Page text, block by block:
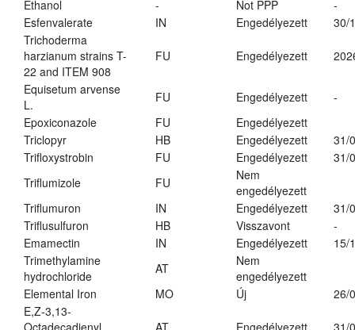
Ethanol - Not PPP
-
Esfenvalerate
IN Engedélyezett
30/
Trichoderma
harzianum strains T-
22 and ITEM 908
FU Engedélyezett
Equisetum arvense
L.
FU Engedélyezett
-
Epoxiconazole
FU
Engedélyezett
Triclopyr
HB Engedélyezett
31/
Trifloxystrobin
FU Engedélyezett
31/
Triflumizole
FU
Nem
engedélyezett
Triflumuron
IN Engedélyezett
31/
Triflusulfuron
HB Visszavont
-
Emamectin
IN Engedélyezett
15/
Trimethylamine
hydrochloride
AT
Nem
engedélyezett
Elemental Iron
MO Új
26/
E,Z-3,13-